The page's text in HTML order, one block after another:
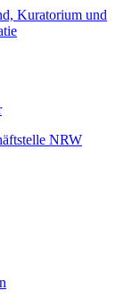
Kuratorium und
NRW